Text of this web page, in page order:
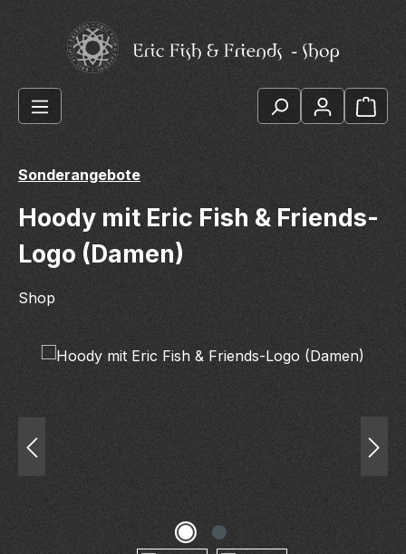
Zum Hauptinhalt springen
Sonderangebote
Hoody mit Eric Fish & Friends-
Logo (Damen)
Shop
Bildergalerie überspringen